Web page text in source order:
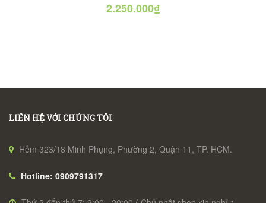
2.250.000₫
LIÊN HỆ VỚI CHÚNG TÔI
Hẻm 323/18 Minh Phụng, Phường 2, Quận 11, TP. HCM.
Hotline: 0909791317